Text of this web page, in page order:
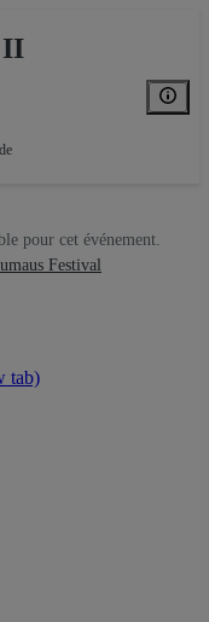
II
pour cet événement.
Festival
tab)